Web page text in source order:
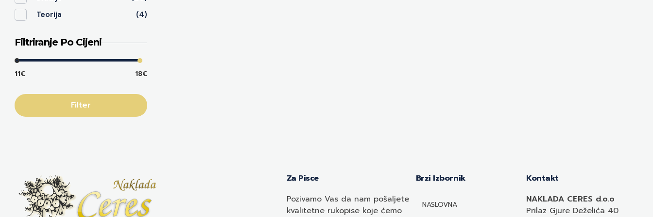
Teorija
(4)
Filtriranje Po Cijeni
11€ 18€
Filter
Za Pisce
Pozivamo Vasda nam pošaljete
kvalitetne rukopise koje ćemo
Brzi Izbornik
NASLOVNA
Kontakt
NAKLADA CERES d.o.o
Prilaz Gjure Deželića 40